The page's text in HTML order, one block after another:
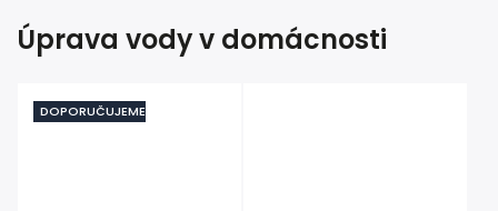
Úprava vody v domácnosti
DOPORUČUJEME